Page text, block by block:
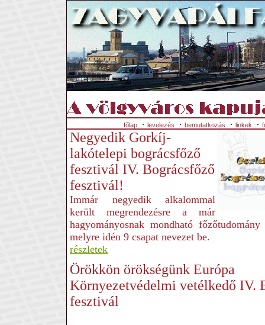
főlap levelezés bemutatkozás linkek
Negyedik Gorkíj-
lakótelepi bográcsfőző
fesztivál IV. Bográcsfőző
fesztivál!
Immár negyedik alkalommal
került megrendezésre a már
hagyományosnak mondható
melyre idén 9 csapat nevezet be.
részletek
Örökkön örökségünk Európa
Környezetvédelmi vetélkedő IV.
fesztivál